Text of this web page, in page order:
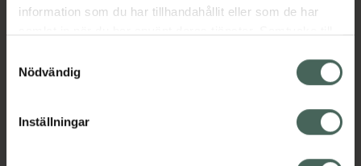
information som du har tillhandahållit eller som de har
återkalla ditt samtycke via webbplatsens
cookieinställningar. Ett återkallat samtycke påverkar inte
lagligheten av behandling som skett innan återkallelsen.
Nödvändig
Inställningar
Omega 3 och fettsyror
Omega 3 och fettsyror